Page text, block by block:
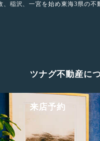
、稲沢、一宮を始め東海3県の不
ツナグ不動産に
来店予約